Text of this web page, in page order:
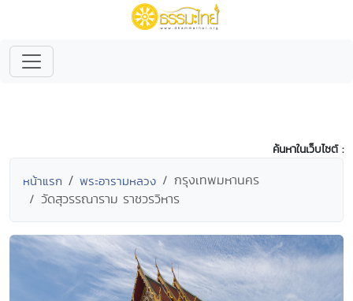
ค้นหาในเว็บไซต์ :
หน้าแรก พระอารามหลวง
กรุงเทพมหานคร
วัดสุวรรณาราม ราชวรวิหาร